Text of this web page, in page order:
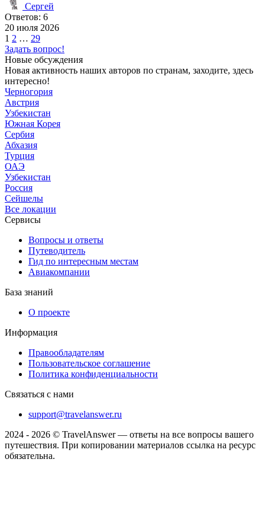
Сергей
Ответов: 6
20 июля 2026
Пагинация
записей
1 2 … 29
Задать вопрос!
Новые обсуждения
Новая активность наших авторов по странам, заходите, здесь
интересно!
Черногория
Австрия
Узбекистан
Южная Корея
Сербия
Абхазия
Турция
ОАЭ
Узбекистан
Россия
Сейшелы
Все локации
Сервисы
Вопросы и ответы
Путеводитель
Гид по интересным местам
Авиакомпании
База знаний
О проекте
Информация
Правообладателям
Пользовательское соглашение
Политика конфиденциальности
Связаться с нами
support@travelanswer.ru
2024 - 2026 © TravelAnswer — ответы на все вопросы вашего
путешествия. При копировании материалов ссылка на ресурс
обязательна.